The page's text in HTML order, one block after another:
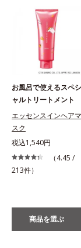
お風呂で使えるスペシ
ャルトリートメント
エッセンスインヘアマ
スク
税込1,540円
（4.45 /
213件）
商品を選ぶ